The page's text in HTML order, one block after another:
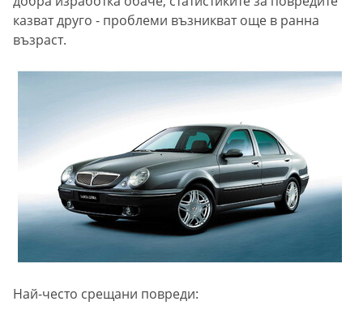
казват друго - проблеми възникват още в ранна
възраст.
Най-често срещани повреди: